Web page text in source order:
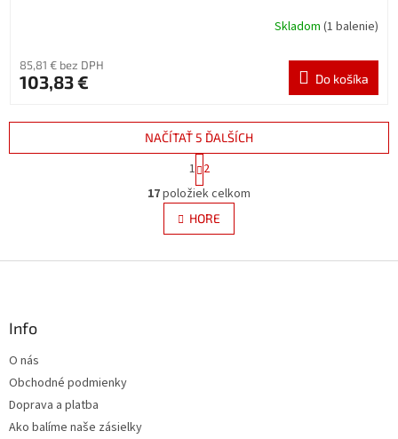
Skladom (1 balenie)
85,81 € bez DPH
103,83 € Do košíka
O
v
l
á
NAČÍTAŤ 5 ĎALŠÍCH
S
t
r
á
n
k
v
1 2
17položiek celkom
HORE
Info
O nás
Obchodné podmienky
Doprava a platba
Ako balíme naše zásielky